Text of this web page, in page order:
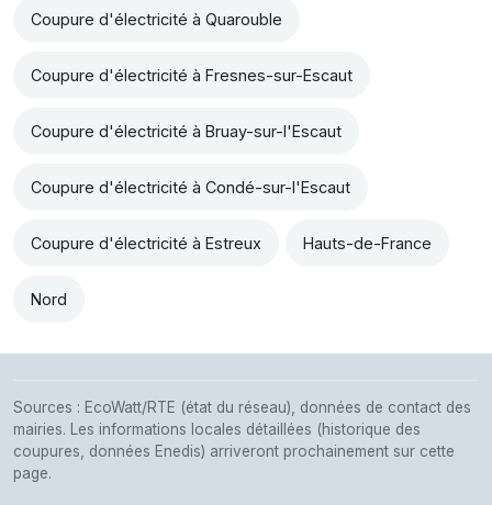
Coupure d'électricité à Quarouble
Coupure d'électricité à Fresnes-sur-Escaut
Coupure d'électricité à Bruay-sur-l'Escaut
Coupure d'électricité à Condé-sur-l'Escaut
Coupure d'électricité à Estreux Hauts-de-France
Nord
Sources : EcoWatt/RTE (état du réseau), données de contact des
mairies. Les informations locales détaillées (historique des
coupures, données Enedis) arriveront prochainement sur cette
page.